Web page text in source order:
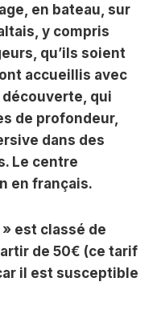
en bateau, sur
y compris
qu’ils soient
accueillis avec
qui
de profondeur,
dans des
Le centre
en français.
est classé de
de 50€ (ce tarif
il est susceptible